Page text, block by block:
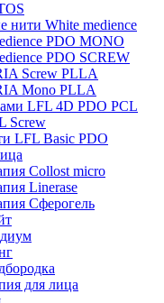
нити White medience
PDO MONO
PDO SCREW
Screw PLLA
Mono PLLA
LFL 4D PDO PCL
Screw
LFL Basic PDO
Collost micro
Linerase
Сферогель
для лица